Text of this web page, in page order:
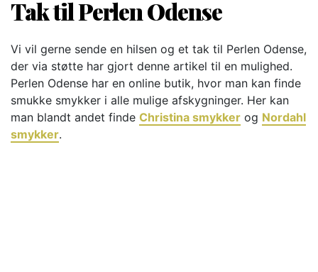
Tak til Perlen Odense
Vi vil gerne sende en hilsen og et tak til Perlen Odense,
der via støtte har gjort denne artikel til en mulighed.
Perlen Odense har en online butik, hvor man kan finde
smukke smykker i alle mulige afskygninger. Her kan
man blandt andet finde Christina smykker og Nordahl
smykker.